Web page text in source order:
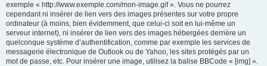
exemple « http://www.exemple.com/mon-image.gif ». Vous ne pourrez
cependant ni insérer de lien vers des images présentes sur votre propre
ordinateur (à moins, bien évidemment, que celui-ci soit en lui-même un
serveur internet), ni insérer de lien vers des images hébergées derrière un
quelconque système d’authentification, comme par exemple les services de
messagerie électronique de Outlook ou de Yahoo, les sites protégés par un
mot de passe, etc. Pour insérer une image, utilisez la balise BBCode « [img] ».